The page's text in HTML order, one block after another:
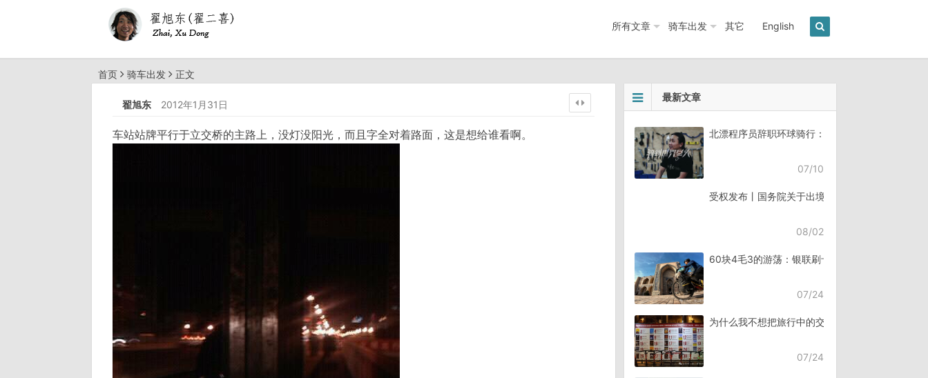
所有文章 骑车出发 其它 English
首页 骑车出发 正文
翟旭东 2012年1月31日
车站站牌平行于立交桥的主路上，没灯没阳光，而且字全对着路面，这是想给谁看啊。
最新文章
北漂程序员辞职环球骑行：7年骑行45个国家《骑
07/10
受权发布丨国务院关于出境入境管理的规定
08/02
60块4毛3的游荡：银联刷卡失败，却扣了钱
07/24
为什么我不想把旅行中的交流，全都交给AI？
07/24